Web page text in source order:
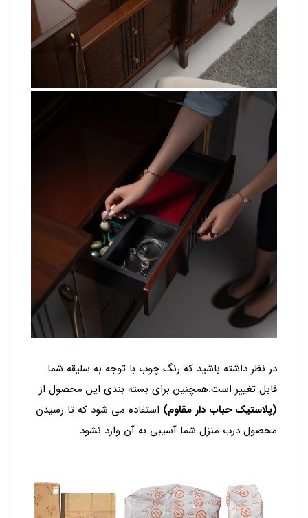
در نظر داشته باشید که رنگ چوب با توجه به سلیقه شما
قابل تغییر است.همچنین برای بسته بندی این محصول از
(پلاستیک حباب دار مقاوم) استفاده می شود که تا رسیدن
محصول درب منزل شما آسیبی به آن وارد نشود.